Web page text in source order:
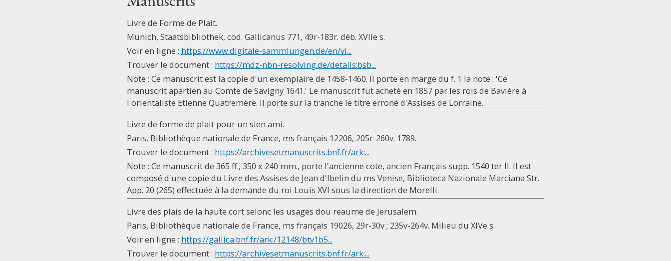
Livre de Forme de Plait.
Munich, Staatsbibliothek, cod. Gallicanus 771, 49r-183r. déb. XVIIe s.
Voir en ligne : https://www.digitale-sammlungen.de/en/vi...
Trouver le document : https://mdz-nbn-resolving.de/details:bsb...
Note : Ce manuscrit est la copie d'un exemplaire de 1458-1460. Il porte en marge du f. 1 la note : 'Ce
manuscrit apartien au Comte de Savigny 1641.' Le manuscrit fut acheté en 1857 par les rois de Bavière à
l'orientaliste Etienne Quatremère. Il porte sur la tranche le titre erroné d'Assises de Lorraine.
Livre de forme de plait pour un sien ami.
Paris, Bibliothèque nationale de France, ms français 12206, 205r-260v. 1789.
Trouver le document : https://archivesetmanuscrits.bnf.fr/ark:...
Note : Ce manuscrit de 365 ff., 350 x 240 mm., porte l'ancienne cote, ancien Français supp. 1540 ter II. Il est
composé d'une copie du Livre des Assises de Jean d'Ibelin du ms Venise, Biblioteca Nazionale Marciana Str.
App. 20 (265) effectuée à la demande du roi Louis XVI sous la direction de Morelli.
Livre des plais de la haute cort selonc les usages dou reaume de Jerusalem.
Paris, Bibliothèque nationale de France, ms français 19026, 29r-30v ; 235v-264v. Milieu du XIVe s.
Voir en ligne : https://gallica.bnf.fr/ark:/12148/btv1b5...
Trouver le document : https://archivesetmanuscrits.bnf.fr/ark:...